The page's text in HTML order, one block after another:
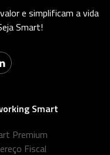
e simplificam a vida
Smart!
Smart
Premium
Fiscal